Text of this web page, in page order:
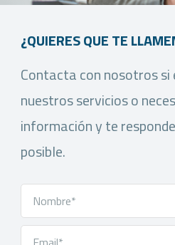
¿QUIERES QUE TE
Contacta con nosotros
nuestros servicios o
información y te
posible.